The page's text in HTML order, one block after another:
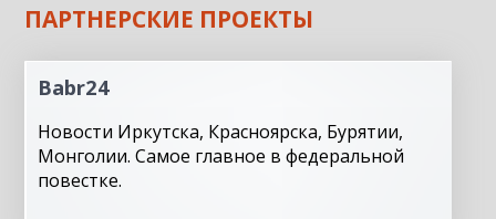
ПАРТНЕРСКИЕ ПРОЕКТЫ
Babr24
Новости Иркутска, Красноярска, Бурятии,
Монголии. Самое главное в федеральной
повестке.